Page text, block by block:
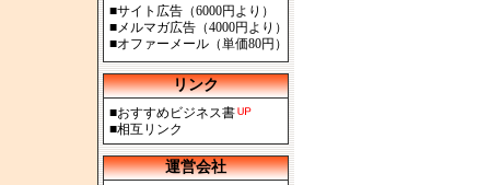
■サイト広告（6000円より）
■メルマガ広告（4000円より）
■オファーメール（単価80円）
リンク
■おすすめビジネス書
■相互リンク
運営会社